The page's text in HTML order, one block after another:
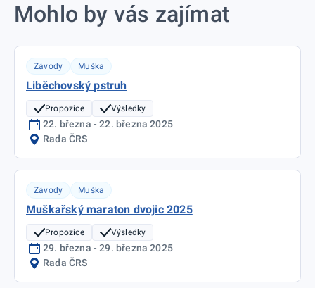
Mohlo by vás zajímat
Závody Muška
Liběchovský pstruh
Propozice Výsledky
22. března - 22. března 2025
Rada ČRS
Závody Muška
Muškařský maraton dvojic 2025
Propozice Výsledky
29. března - 29. března 2025
Rada ČRS